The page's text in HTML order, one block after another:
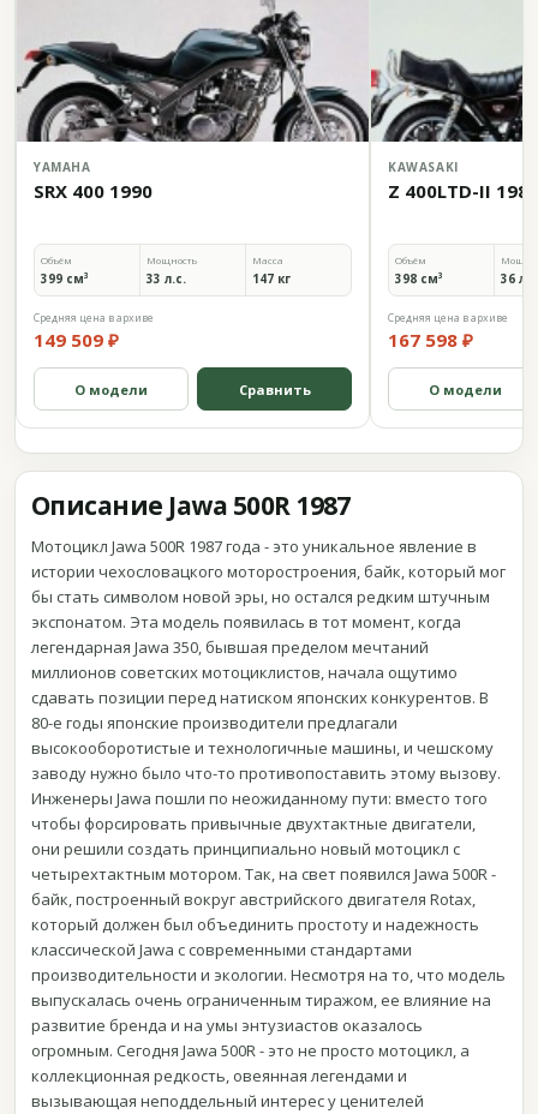
YAMAHA
SRX 400 1990
Объём
399 см³
Мощность
33 л.с.
Масса
147 кг
Средняя цена в архиве
149 509 ₽
О модели Сравнить
KAWASAKI
Z 400LTD-II 1981
Объём
398 см³ 36
Средняя цена в архиве
167 598 ₽
О модели
Описание Jawa 500R 1987
Мотоцикл Jawa 500R 1987 года - это уникальное явление в
истории чехословацкого моторостроения, байк, который мог
бы стать символом новой эры, но остался редким штучным
экспонатом. Эта модель появилась в тот момент, когда
легендарная Jawa 350, бывшая пределом мечтаний
миллионов советских мотоциклистов, начала ощутимо
сдавать позиции перед натиском японских конкурентов. В
80-е годы японские производители предлагали
высокооборотистые и технологичные машины, и чешскому
заводу нужно было что-то противопоставить этому вызову.
Инженеры Jawa пошли по неожиданному пути: вместо того
чтобы форсировать привычные двухтактные двигатели,
они решили создать принципиально новый мотоцикл с
четырехтактным мотором. Так, на свет появился Jawa 500R -
байк, построенный вокруг австрийского двигателя Rotax,
который должен был объединить простоту и надежность
классической Jawa с современными стандартами
производительности и экологии. Несмотря на то, что модель
выпускалась очень ограниченным тиражом, ее влияние на
развитие бренда и на умы энтузиастов оказалось
огромным. Сегодня Jawa 500R - это не просто мотоцикл, а
коллекционная редкость, овеянная легендами и
вызывающая неподдельный интерес у ценителей